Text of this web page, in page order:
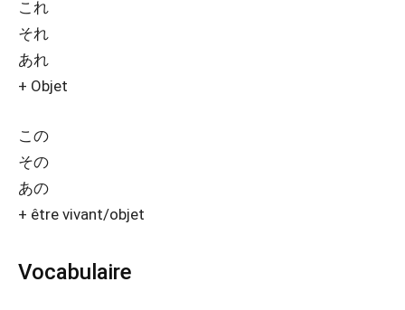
これ
それ
あれ
+ Objet
この
その
あの
+ être vivant/objet
Vocabulaire